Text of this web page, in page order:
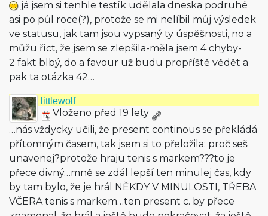
já jsem si tenhle testík udělala dneska podruhé
asi po půl roce(?), protože se mi nelíbil můj výsledek
ve statusu, jak tam jsou vypsaný ty úspěšnosti, no a
můžu říct, že jsem se zlepšila-měla jsem 4 chyby-
2 fakt blbý, do a favour už budu propříště vědět a
pak ta otázka 42…
littlewolf
Vloženo před 19 lety
…nás vždycky učili, že present continous se překládá
přítomným časem, tak jsem si to přeložila: proč seš
unavenej?protože hraju tenis s markem???to je
přece divný…mně se zdál lepší ten minulej čas, kdy
by tam bylo, že je hrál NĚKDY V MINULOSTI, TŘEBA
VČERA tenis s markem…ten present c. by přece